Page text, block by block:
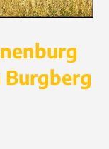
Burgberg